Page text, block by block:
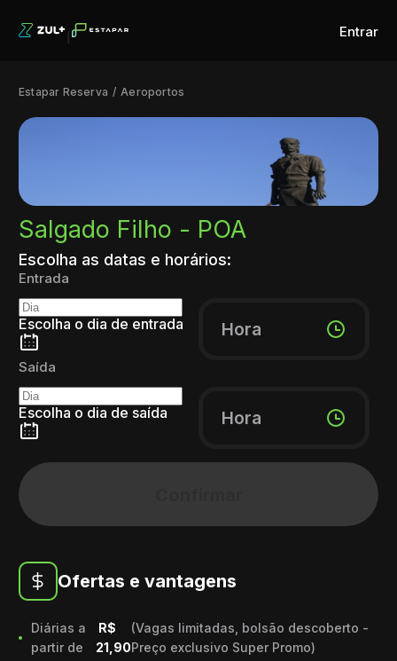
Entrar
Estapar Reserva Aeroportos
Salgado Filho - POA
Escolha as datas e horários:
Entrada
Escolha o dia de entrada Hora
Saída
Escolha o dia de saída Hora
Ofertas e vantagens
Diárias a
partir de
R$
21,90
(Vagas limitadas, bolsão descoberto -
Preço exclusivo Super Promo)